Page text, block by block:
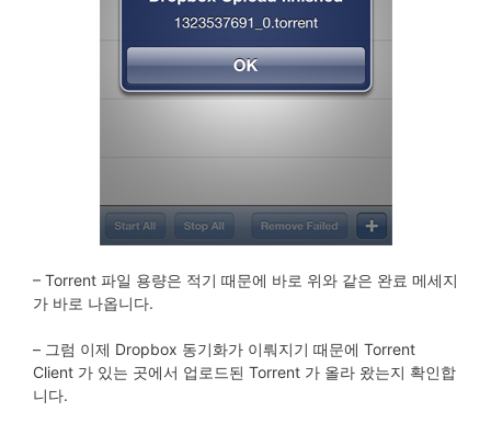
– Torrent 파일 용량은 적기 때문에 바로 위와 같은 완료 메세지
가 바로 나옵니다.
– 그럼 이제 Dropbox 동기화가 이뤄지기 때문에 Torrent
Client 가 있는 곳에서 업로드된 Torrent 가 올라 왔는지 확인합
니다.